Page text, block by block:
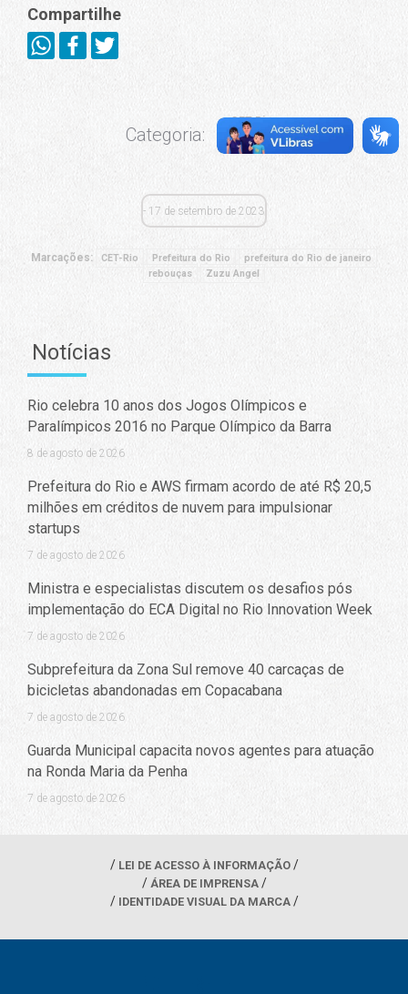
Compartilhe
Categoria:
CET-Rio
Notícias
17 de setembro de 2023
Marcações: CET-Rio Prefeitura do Rio
prefeitura do Rio de janeiro
rebouças
Zuzu Angel
Notícias
Rio celebra 10 anos dos Jogos Olímpicos e
Paralímpicos 2016 no Parque Olímpico da Barra
8 de agosto de 2026
Prefeitura do Rio e AWS firmam acordo de até R$ 20,5
milhões em créditos de nuvem para impulsionar
startups
7 de agosto de 2026
Ministra e especialistas discutem os desafios pós
implementação do ECA Digital no Rio Innovation Week
7 de agosto de 2026
Subprefeitura da Zona Sul remove 40 carcaças de
bicicletas abandonadas em Copacabana
7 de agosto de 2026
Guarda Municipal capacita novos agentes para atuação
na Ronda Maria da Penha
7 de agosto de 2026
LEI DE ACESSO À INFORMAÇÃO
ÁREA DE IMPRENSA
IDENTIDADE VISUAL DA MARCA